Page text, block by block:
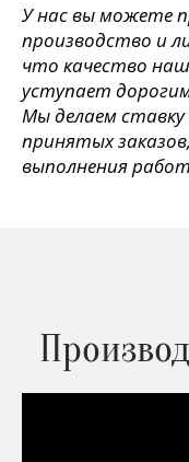
У нас вы можете
производство и
что качество
уступает
Мы делаем ставку
принятых
выполнения